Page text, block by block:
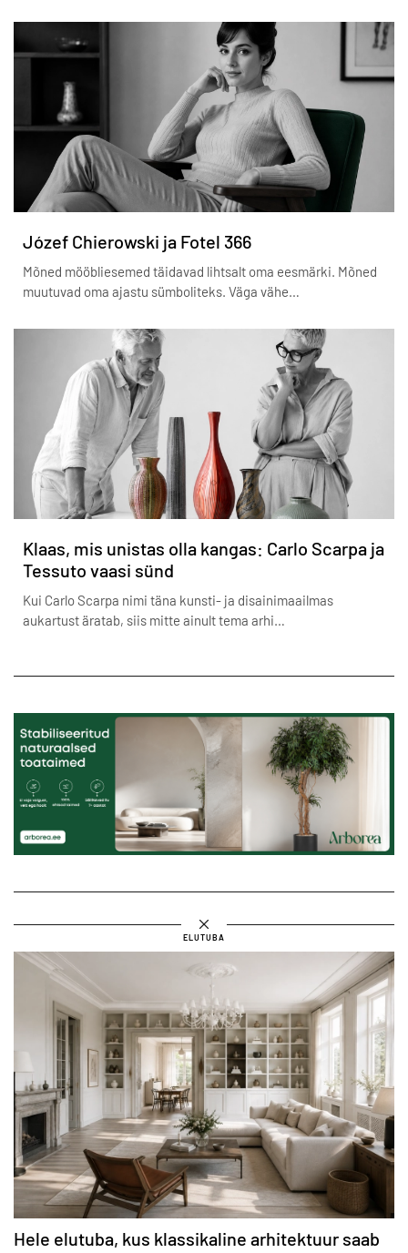
Józef Chierowski ja Fotel 366
Mõned mööbliesemed täidavad lihtsalt oma eesmärki. Mõned
muutuvad oma ajastu sümboliteks. Väga vähe…
Klaas, mis unistas olla kangas: Carlo Scarpa ja
Tessuto vaasi sünd
Kui Carlo Scarpa nimi täna kunsti- ja disainimaailmas
aukartust äratab, siis mitte ainult tema arhi…
ELUTUBA
Hele elutuba, kus klassikaline arhitektuur saab